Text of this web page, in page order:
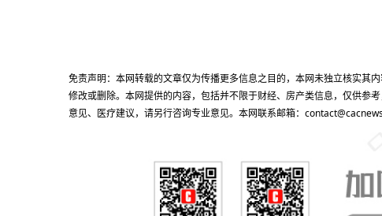
免责声明：本网转载的文章仅为传播更多信息之目的，本网未独立核实其
修改或删除。本网提供的内容，包括并不限于财经、房产类信息，仅供参
意见、医疗建议，请另行咨询专业意见。本网联系邮箱：